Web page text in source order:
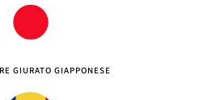
GIURATO GIAPPONESE